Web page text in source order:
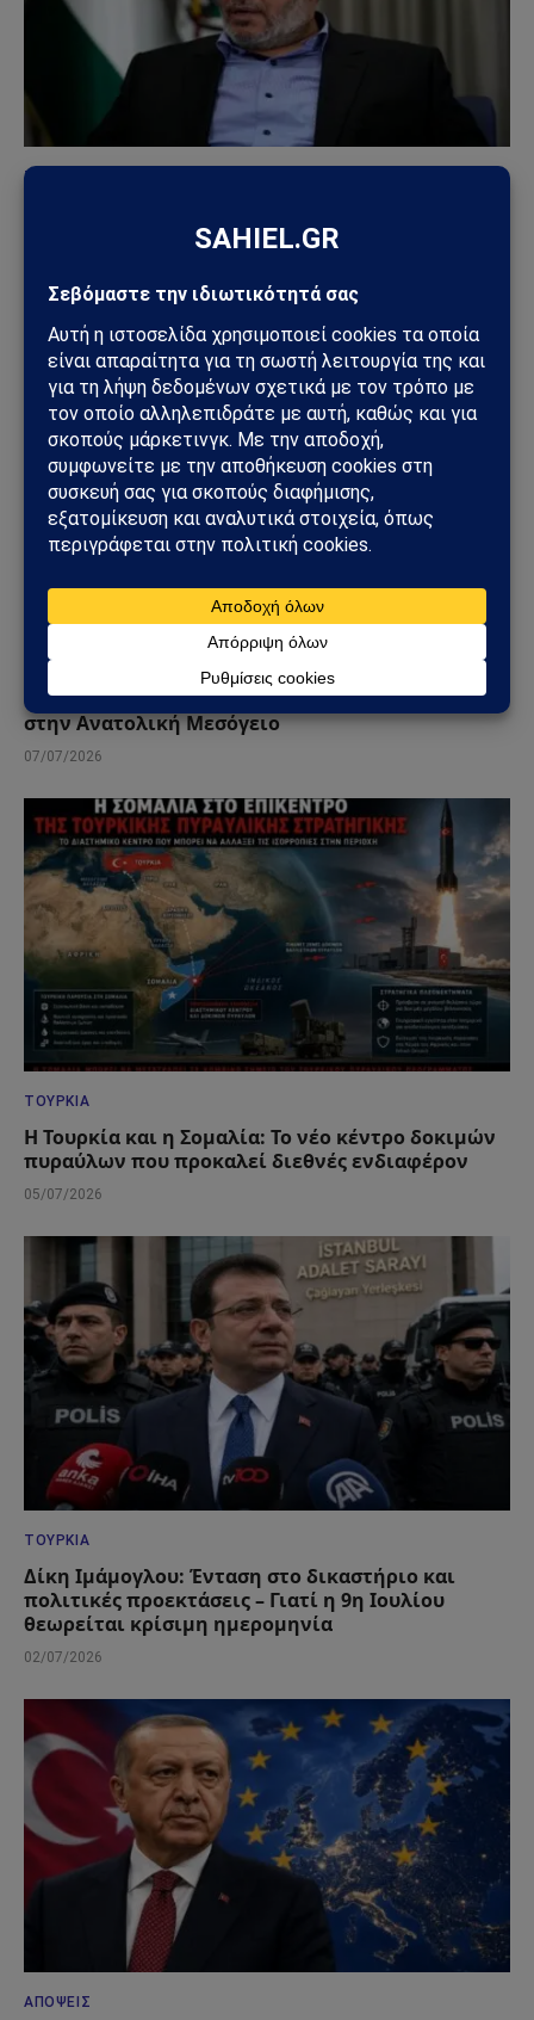
ΤΟΥΡΚΊΑ
με τον νέο ηγέτη της Χαμάς – Ισχυρό γεωπολιτικό
30/07/2026
Συνάντηση Τραμπ – Ερντογάν στο ΝΑΤΟ: Στο
επίκεντρο F-35, Συρία και η νέα ισορροπία ισχύος
στην Ανατολική Μεσόγειο
07/07/2026
ΤΟΥΡΚΊΑ
Η Τουρκία και η Σομαλία: Το νέο κέντρο δοκιμών
πυραύλων που προκαλεί διεθνές ενδιαφέρον
05/07/2026
ΤΟΥΡΚΊΑ
Δίκη Ιμάμογλου: Ένταση στο δικαστήριο και
πολιτικές προεκτάσεις – Γιατί η 9η Ιουλίου
θεωρείται κρίσιμη ημερομηνία
02/07/2026
ΑΠΌΨΕΙΣ